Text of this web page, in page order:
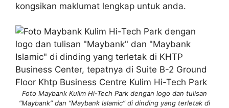
kongsikan maklumat lengkap untuk anda.
Foto Maybank Kulim Hi-Tech Park dengan logo dan tulisan
“Maybank” dan “Maybank Islamic” di dinding yang terletak di